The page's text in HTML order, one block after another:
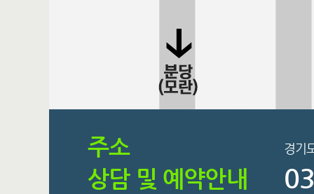
주소 경기
상담 및 예약안내